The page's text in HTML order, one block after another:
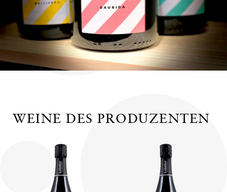
WEINE DES PRODUZENTEN